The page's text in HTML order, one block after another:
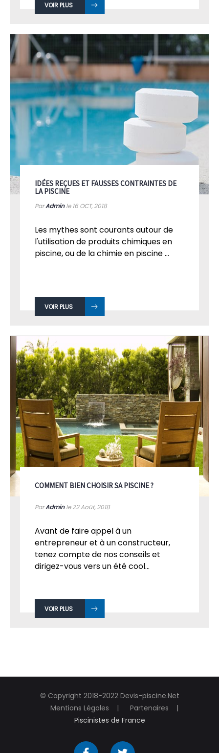
VOIR PLUS
IDÉES REÇUES ET FAUSSES CONTRAINTES DE
LA PISCINE
ParAdminle 16 OCT, 2018
Les mythes sont courants autour de
l'utilisation de produits chimiques en
piscine, ou de la chimie en piscine ...
VOIR PLUS
COMMENT BIEN CHOISIR SA PISCINE ?
ParAdminle 22Août, 2018
Avant de faire appel à un
entrepreneur et à un constructeur,
tenez compte de nos conseils et
dirigez-vous vers un été cool...
VOIR PLUS
© Copyright 2018-2022 Devis-piscine.Net
Mentions Légales
Partenaires
Piscinistes de France